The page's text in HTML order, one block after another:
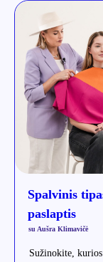
Spalvinis
paslaptis
su Aušra Klimavičė
Sužinokite,